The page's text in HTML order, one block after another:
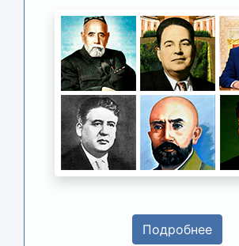
Подробнее